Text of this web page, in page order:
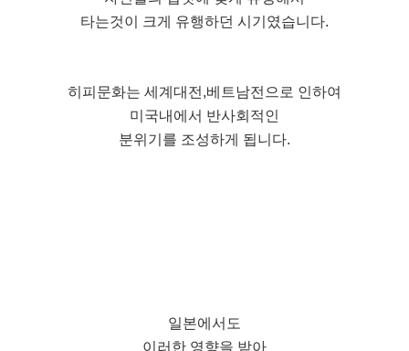
타는것이 크게 유행하던 시기였습니다.
히피문화는 세계대전,베트남전으로 인하여
미국내에서 반사회적인
분위기를 조성하게 됩니다.
일본에서도
이러한 영향을 받아